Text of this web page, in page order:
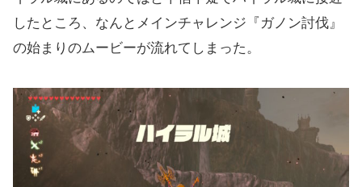
したところ、なんとメインチャレンジ『ガノン討伐』
の始まりのムービーが流れてしまった。